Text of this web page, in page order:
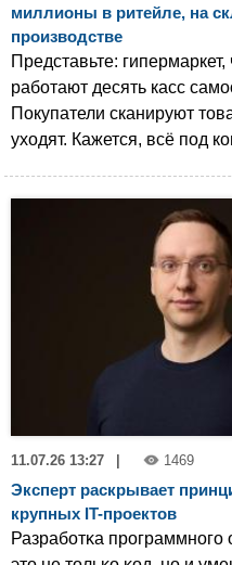
миллионы в ритейле, на
производстве
Представьте: гипермаркет,
работают десять касс
Покупатели сканируют
уходят. Кажется, всё под
11.07.26 13:27 1469
Эксперт раскрывает
крупных IT-проектов
Разработĸа